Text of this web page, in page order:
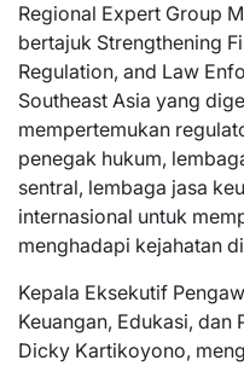
Regional Expert Group
bertajuk Strengthening
Regulation, and Law
Southeast Asia yang
mempertemukan
penegak hukum,
sentral, lembaga jasa
internasional untuk
menghadapi kejahatan
Kepala Eksekutif
Keuangan, Edukasi, dan
Dicky Kartikoyono,